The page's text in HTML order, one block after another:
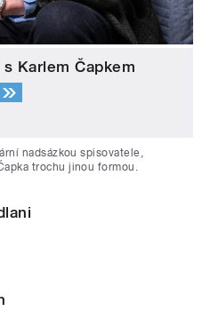
Karlem Čapkem
nadsázkou spisovatele,
trochu jinou formou.